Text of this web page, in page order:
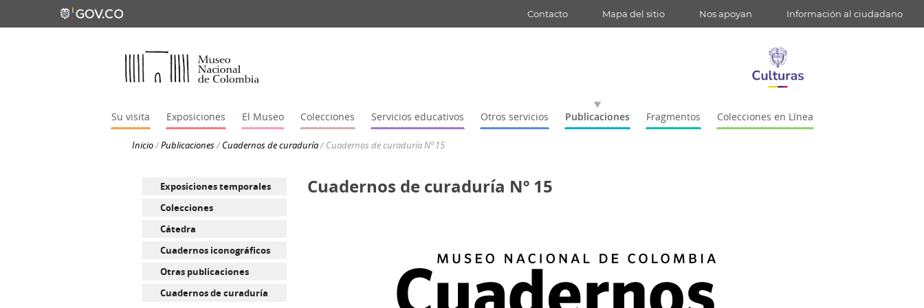
Contacto Mapa del sitio Nos apoyan Información al ciudadano
Su visita Exposiciones El Museo Colecciones Servicios educativos Otros servicios Publicaciones Fragmentos Colecciones en Línea
Inicio/Publicaciones/Cuadernos de curaduría/Cuadernos de curaduría Nº 15
Exposiciones temporales
Colecciones
Cátedra
Cuadernos iconográficos
Otras publicaciones
Cuadernos de curaduría
Cuadernos de curaduría Nº 15